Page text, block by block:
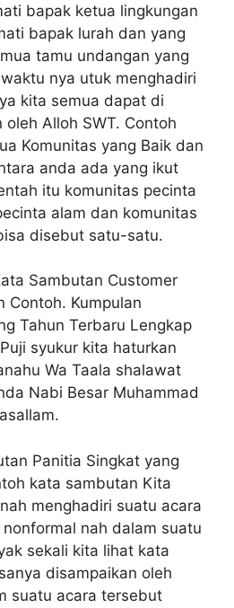
bapak ketua lingkungan
bapak lurah dan yang
tamu undangan yang
nya utuk menghadiri
kita semua dapat di
Alloh SWT. Contoh
Komunitas yang Baik dan
anda ada yang ikut
itu komunitas pecinta
alam dan komunitas
disebut satu-satu.
Sambutan Customer
Contoh. Kumpulan
Tahun Terbaru Lengkap
syukur kita haturkan
Wa Taala shalawat
Nabi Besar Muhammad
Panitia Singkat yang
kata sambutan Kita
menghadiri suatu acara
nah dalam suatu
sekali kita lihat kata
disampaikan oleh
suatu acara tersebut